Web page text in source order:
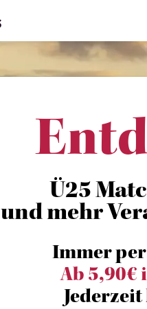
Ü25
und mehr
Immer
Ab 5,90€